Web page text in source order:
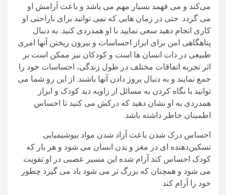
می‌کند و می فهمد بسیار مهم می‌ باشد و باعث آرامش او
می‌ گردد. حتی در زمان‌ هایی که نمی‌ توانید برای ناراحتی او
کاری انجام دهید سعی نمایید با او همدردی کنید. به دنبال
پناهگاهی امن برای ابراز احساسات و بیرون ریختن آنها امری
طبیعی در ذات انسان‌ ها است و کودکان نیز ممکن است بر
اثر تجربه اتفاقات مختلف در طول زندگی، احساسات خود را
جمع نمایند و به دنبال بروز دادن آنها باشند. از این رو شما می‌
توانید با نگاه کردن به مسائل از زاویه دید کودک و ابراز
همدردی به او نشان دهید که درکش می‌ کنید تا احساس
اطمینان خاطر داشته باشد.
احساس درک شدن باعث آزاد شدن مواد بیوشیمیایی
تسکین‌دهنده ای در مغز و بدن انسان می‌ شود و هر بار که
کودک احساس کند آرام شده این مسیر عصبی‌ در او تقویت
می‌ شود و همچنان‌ که بزرگ‌ تر می‌ شود یاد می‌ گیرد چطور
خود را آرام کند.